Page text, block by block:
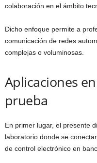
colaboración en el ámbito
Dicho enfoque permite a
comunicación de redes
complejas o voluminosas.
Aplicaciones
prueba
En primer lugar, el presente
laboratorio donde se
de control electrónico en